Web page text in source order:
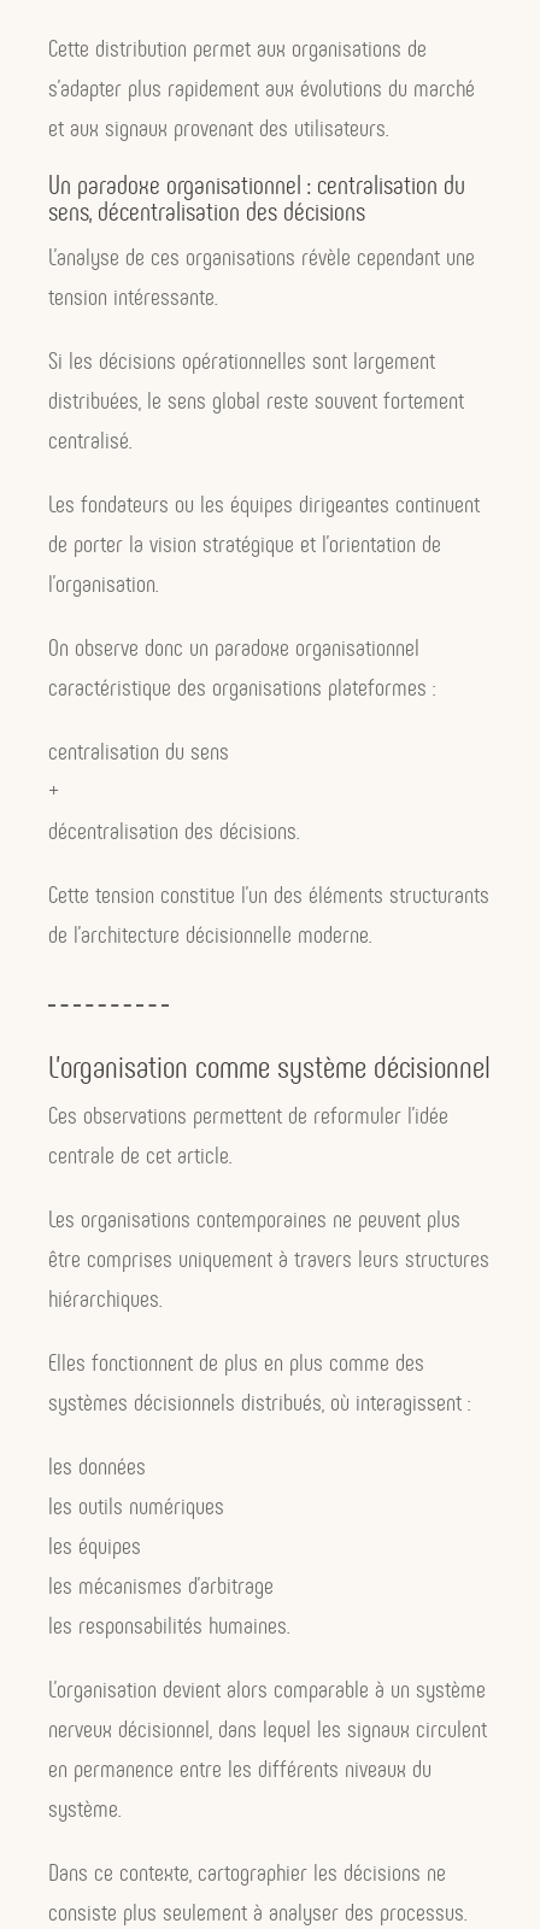
Cette distribution permet aux organisations de
s’adapter plus rapidement aux évolutions du marché
et aux signaux provenant des utilisateurs.
Un paradoxe organisationnel : centralisation du
sens, décentralisation des décisions
L’analyse de ces organisations révèle cependant une
tension intéressante.
Si les décisions opérationnelles sont largement
distribuées, le sens global reste souvent fortement
centralisé.
Les fondateurs ou les équipes dirigeantes continuent
de porter la vision stratégique et l’orientation de
l’organisation.
On observe donc un paradoxe organisationnel
caractéristique des organisations plateformes :
centralisation du sens
+
décentralisation des décisions.
Cette tension constitue l’un des éléments structurants
de l’architecture décisionnelle moderne.
L’organisation comme système décisionnel
Ces observations permettent de reformuler l’idée
centrale de cet article.
Les organisations contemporaines ne peuvent plus
être comprises uniquement à travers leurs structures
hiérarchiques.
Elles fonctionnent de plus en plus comme des
systèmes décisionnels distribués, où interagissent :
les données
les outils numériques
les équipes
les mécanismes d’arbitrage
les responsabilités humaines.
L’organisation devient alors comparable à un système
nerveux décisionnel, dans lequel les signaux circulent
en permanence entre les différents niveaux du
système.
Dans ce contexte, cartographier les décisions ne
consiste plus seulement à analyser des processus.